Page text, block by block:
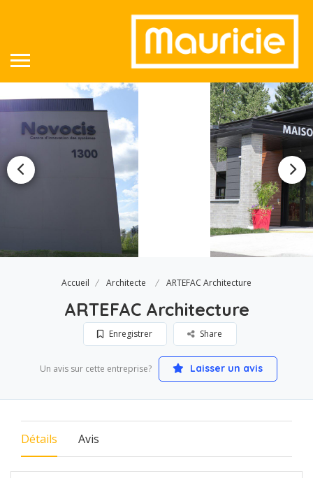
Accueil Architecte ARTEFAC Architecture
ARTEFAC Architecture
Enregistrer Share
Un avis sur cette entreprise? Laisser un avis
Détails Avis